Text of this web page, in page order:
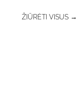
ŽIŪRĖTI VISUS →